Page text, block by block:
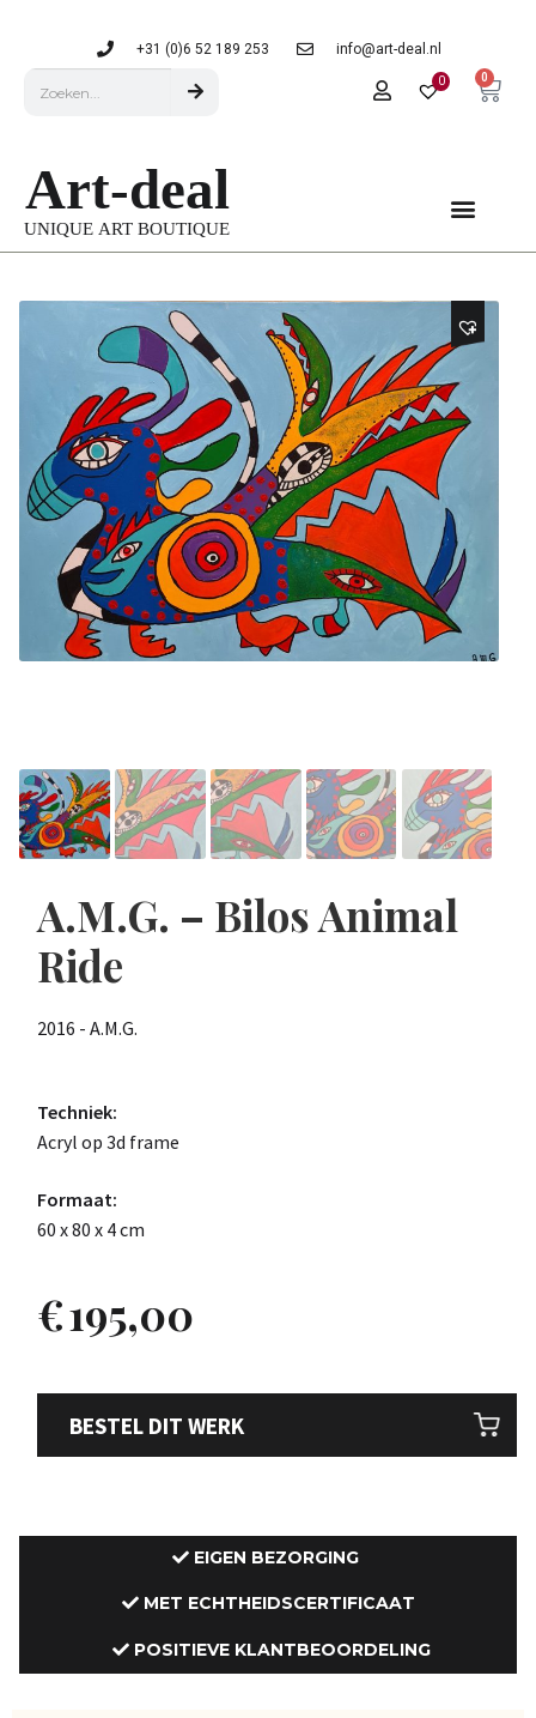
+31 (0)6 52 189 253 info@art-deal.nl
0 0
A.M.G. – Bilos Animal
Ride
2016 - A.M.G.
Techniek:
Acryl op 3d frame
Formaat:
60 x 80 x 4 cm
€195,00
BESTEL DIT WERK
EIGEN BEZORGING
MET ECHTHEIDSCERTIFICAAT
POSITIEVE KLANTBEOORDELING